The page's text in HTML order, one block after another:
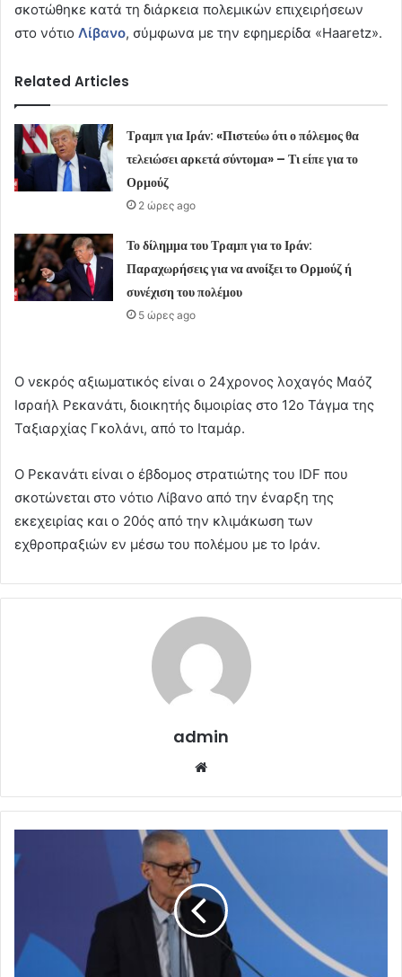
σκοτώθηκε κατά τη διάρκεια πολεμικών επιχειρήσεων
στο νότιο Λίβανο, σύμφωνα με την εφημερίδα «Haaretz».
Related Articles
Τραμπ για Ιράν: «Πιστεύω ότι ο πόλεμος θα
τελειώσει αρκετά σύντομα» – Τι είπε για το
Ορμούζ
2 ώρες ago
Το δίλημμα του Τραμπ για το Ιράν:
Παραχωρήσεις για να ανοίξει το Ορμούζ ή
συνέχιση του πολέμου
5 ώρες ago
Ο νεκρός αξιωματικός είναι ο 24χρονος λοχαγός Μαόζ
Ισραήλ Ρεκανάτι, διοικητής διμοιρίας στο 12ο Τάγμα της
Ταξιαρχίας Γκολάνι, από το Ιταμάρ.
Ο Ρεκανάτι είναι ο έβδομος στρατιώτης του IDF που
σκοτώνεται στο νότιο Λίβανο από την έναρξη της
εκεχειρίας και ο 20ός από την κλιμάκωση των
εχθροπραξιών εν μέσω του πολέμου με το Ιράν.
admin